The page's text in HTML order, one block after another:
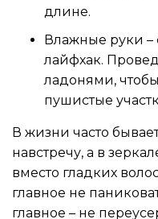
длине.
Влажные руки
лайфхак.
ладонями,
пушистые
В жизни часто
навстречу, а в
вместо гладких
главное не
главное – не